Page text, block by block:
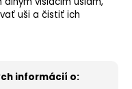
uši a čistiť ich
informácií o: